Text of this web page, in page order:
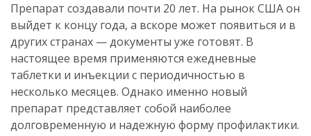
Препарат создавали почти 20 лет. На рынок США он
выйдет к концу года, а вскоре может появиться и в
других странах — документы уже готовят. В
настоящее время применяются ежедневные
таблетки и инъекции с периодичностью в
несколько месяцев. Однако именно новый
препарат представляет собой наиболее
долговременную и надежную форму профилактики.